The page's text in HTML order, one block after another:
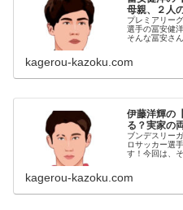
母親、２人
プレミアリー
選手の冨安健
そんな冨安さ
kagerou-kazoku.com
伊藤洋輝の
る？実家の
ブンデスリー
ロサッカー選
す！今回は、
kagerou-kazoku.com